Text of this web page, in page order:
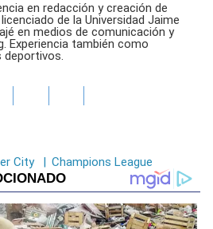
en redacción y creación de
de la Universidad Jaime
en medios de comunicación y
Experiencia también como
City | Champions League